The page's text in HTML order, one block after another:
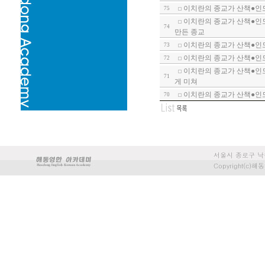
75 이치란의 종교가 산책●
74
이치란의 종교가 산책●
만든 종교
73 이치란의 종교가 산책●
72 이치란의 종교가 산책●
71
이치란의 종교가 산책●
게 미쳐
70 이치란의 종교가 산책●